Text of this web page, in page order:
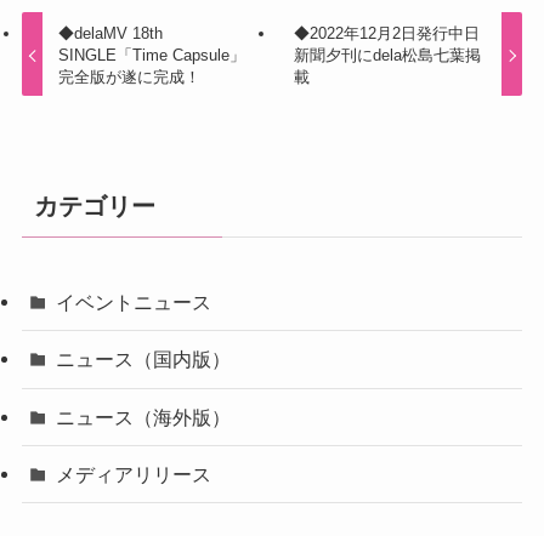
◆delaMV 18th
SINGLE「Time Capsule」
完全版が遂に完成！
◆2022年12月2日発行中日
新聞夕刊にdela松島七葉掲
載
カテゴリー
イベントニュース
ニュース（国内版）
ニュース（海外版）
メディアリリース